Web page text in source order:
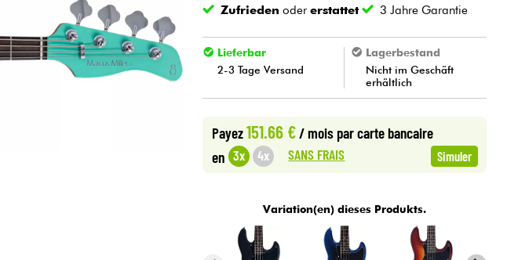
Marken an
Zufrieden odererstattet 3 Jahre Garantie
Lieferbar
2-3 Tage Versand
Lagerbestand
Nicht im Geschäft
erhältlich
Payez151.66 €/ mois par carte bancaire
en 3x 4x SANS FRAIS Simuler
Variation(en) dieses Produkts.